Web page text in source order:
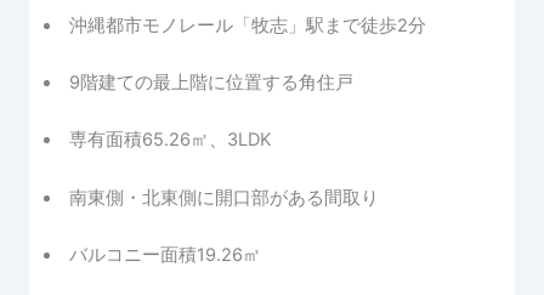
沖縄都市モノレール「牧志」駅まで徒歩2分
9階建ての最上階に位置する角住戸
専有面積65.26㎡、3LDK
南東側・北東側に開口部がある間取り
バルコニー面積19.26㎡